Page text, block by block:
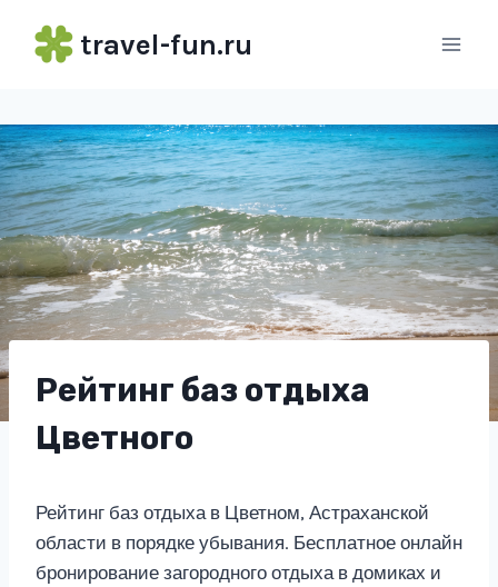
travel-fun.ru
Рейтинг баз отдыха
Цветного
Рейтинг баз отдыха в Цветном, Астраханской
области в порядке убывания. Бесплатное онлайн
бронирование загородного отдыха в домиках и